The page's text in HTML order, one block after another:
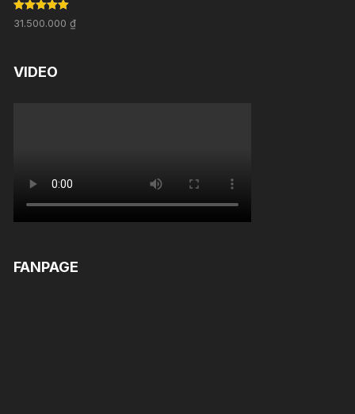
Rated5.00
out of 5
31.500.000₫
VIDEO
FANPAGE